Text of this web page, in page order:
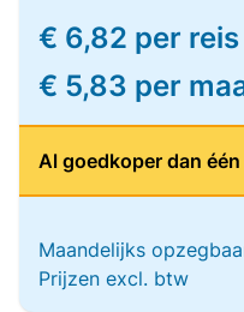
€ 6,82 per reis
€ 5,83 per
Al goedkoper dan
Maandelijks
Prijzen excl. btw